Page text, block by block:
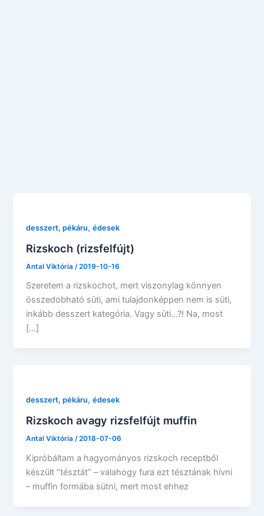
desszert, pékáru,édesek
Rizskoch (rizsfelfújt)
Antal Viktória /2019-10-16
Szeretem a rizskochot, mert viszonylag könnyen
összedobható süti, ami tulajdonképpen nem is süti,
inkább desszert kategória. Vagy süti…?! Na, most
[…]
desszert, pékáru,édesek
Rizskoch avagy rizsfelfújt muffin
Antal Viktória/2018-07-06
Kipróbáltam a hagyományos rizskoch receptből
készült “tésztát” – valahogy fura ezt tésztának hívni
– muffin formába sütni, mert most ehhez